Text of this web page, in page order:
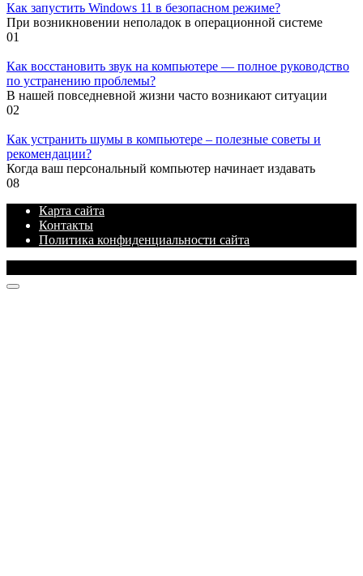
Как запустить Windows 11 в безопасном режиме?
При возникновении неполадок в операционной системе
01
Как восстановить звук на компьютере — полное руководство
по устранению проблемы?
В нашей повседневной жизни часто возникают ситуации
02
Как устранить шумы в компьютере – полезные советы и
рекомендации?
Когда ваш персональный компьютер начинает издавать
08
Карта сайта
Контакты
Политика конфиденциальности сайта